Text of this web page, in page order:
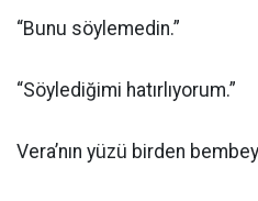
“Bunu söylemedin.”
“Söylediğimi hatırlıyorum.”
Vera’nın yüzü birden